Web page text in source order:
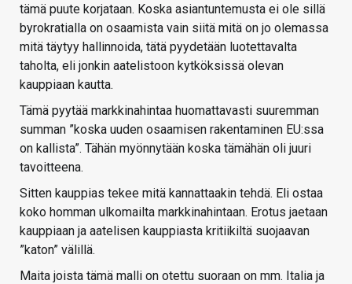
tämä puute korjataan. Koska asiantuntemusta ei ole sillä
byrokratialla on osaamista vain siitä mitä on jo olemassa
mitä täytyy hallinnoida, tätä pyydetään luotettavalta
taholta, eli jonkin aatelistoon kytköksissä olevan
kauppiaan kautta.
Tämä pyytää markkinahintaa huomattavasti suuremman
summan ”koska uuden osaamisen rakentaminen EU:ssa
on kallista”. Tähän myönnytään koska tämähän oli juuri
tavoitteena.
Sitten kauppias tekee mitä kannattaakin tehdä. Eli ostaa
koko homman ulkomailta markkinahintaan. Erotus jaetaan
kauppiaan ja aatelisen kauppiasta kritiikiltä suojaavan
”katon” välillä.
Maita joista tämä malli on otettu suoraan on mm. Italia ja